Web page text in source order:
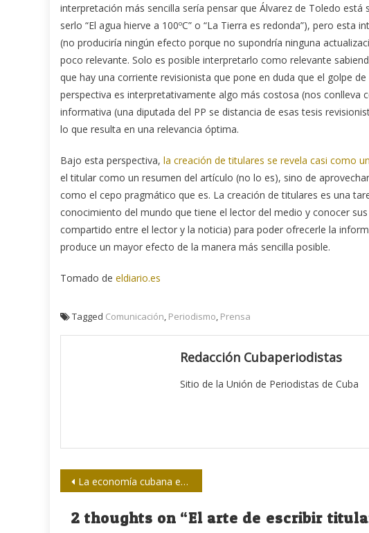
interpretación más sencilla sería pensar que Álvarez de Toledo
serlo “El agua hierve a 100ºC” o “La Tierra es redonda”), pero
(no produciría ningún efecto porque no supondría ninguna
poco relevante. Solo es posible interpretarlo como relevante
que hay una corriente revisionista que pone en duda que el golpe
perspectiva es interpretativamente algo más costosa (nos
informativa (una diputada del PP se distancia de esas tesis
lo que resulta en una relevancia óptima.
Bajo esta perspectiva, la creación de titulares se revela casi como
el titular como un resumen del artículo (no lo es), sino de
como el cepo pragmático que es. La creación de titulares es una
conocimiento del mundo que tiene el lector del medio y conocer
compartido entre el lector y la noticia) para poder ofrecerle la
produce un mayor efecto de la manera más sencilla posible.
Tomado de eldiario.es
Tagged Comunicación, Periodismo, Prensa
Redacción Cubaperiodistas
Sitio de la Unión de Periodistas de Cuba
Navegación
de
La economía cubana en 2021: entre la pandemia y el bloqueo (III)
2 thoughts on “El arte de escribir